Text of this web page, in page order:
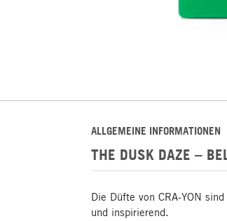
ALLGEMEINE INFORMATIONEN
THE DUSK DAZE –
Die Düfte von CRA-YON
und inspirierend.